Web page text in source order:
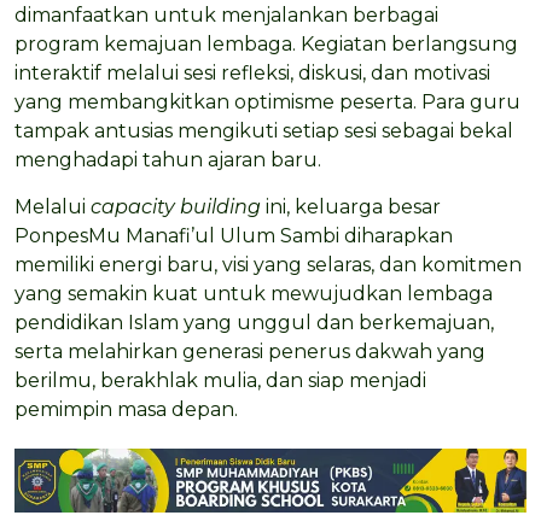
dimanfaatkan untuk menjalankan berbagai
program kemajuan lembaga. Kegiatan berlangsung
interaktif melalui sesi refleksi, diskusi, dan motivasi
yang membangkitkan optimisme peserta. Para guru
tampak antusias mengikuti setiap sesi sebagai bekal
menghadapi tahun ajaran baru.
Melalui capacity building ini, keluarga besar
PonpesMu Manafi’ul Ulum Sambi diharapkan
memiliki energi baru, visi yang selaras, dan komitmen
yang semakin kuat untuk mewujudkan lembaga
pendidikan Islam yang unggul dan berkemajuan,
serta melahirkan generasi penerus dakwah yang
berilmu, berakhlak mulia, dan siap menjadi
pemimpin masa depan.